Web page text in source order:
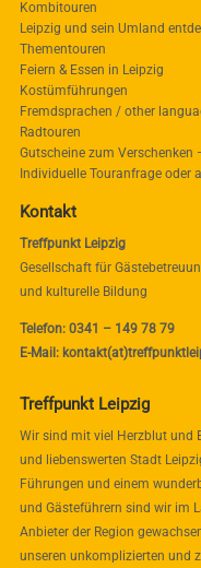
Kombitouren
Leipzig und sein Umland
Thementouren
Feiern & Essen in Leipzig
Kostümführungen
Fremdsprachen / other
Radtouren
Gutscheine zum Verschenken
Individuelle Touranfrage oder
Kontakt
Treffpunkt Leipzig
Gesellschaft für
und kulturelle Bildung
Telefon: 0341 – 149 78 79
E-Mail:
Treffpunkt Leipzig
Wir sind mit viel Herzblut und
und liebenswerten Stadt
Führungen und einem
und Gästeführern sind wir im
Anbieter der Region
unseren unkomplizierten und